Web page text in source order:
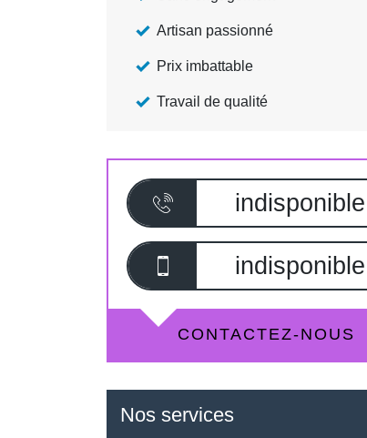
Artisan passionné
Prix imbattable
Travail de qualité
indisponible
indisponible
CONTACTEZ-NOUS
Nos services